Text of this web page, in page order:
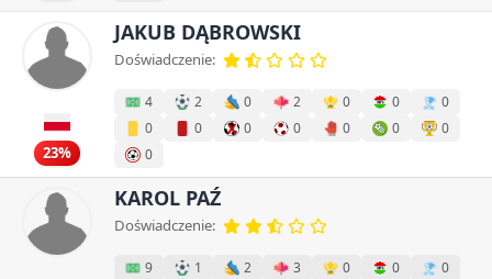
23%
JAKUB DĄBROWSKI
Doświadczenie:
4 2 0 2 0 0
0
0
0 0 0 0 0
0
0
KAROL PAŹ
Doświadczenie:
9 1 2 3 0 0 0